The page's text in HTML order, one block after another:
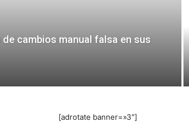
cambios manual falsa en sus
[adrotate banner=»3″]